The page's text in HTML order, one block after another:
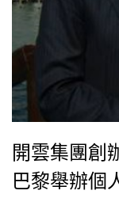
開雲集團創
巴黎舉辦個